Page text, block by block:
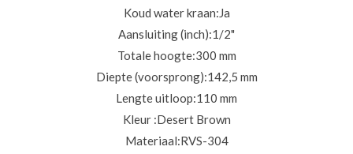
Koud water kraan:Ja
Aansluiting (inch):1/2"
Totale hoogte:300 mm
Diepte (voorsprong):142,5 mm
Lengte uitloop:110 mm
Kleur :Desert Brown
Materiaal:RVS-304